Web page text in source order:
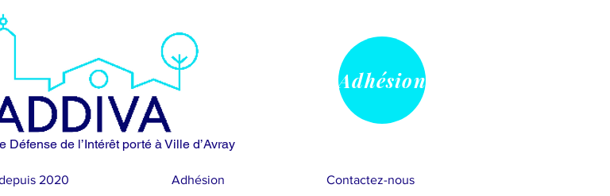
Défense de l’Intérêt porté à Ville d’Avray
Adhésion
2020 Adhésion Contactez-nous